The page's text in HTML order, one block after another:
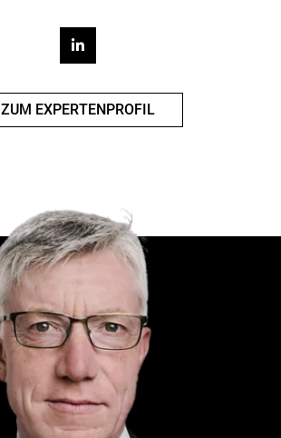
ZUM EXPERTENPROFIL